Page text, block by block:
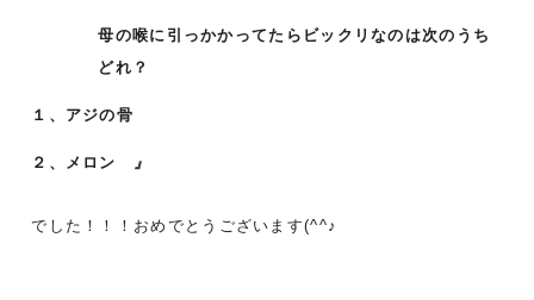
母の喉に引っかかってたらビックリなのは次のうち
どれ？
１、アジの骨
２、メロン 』
でした！！！おめでとうございます(^^♪